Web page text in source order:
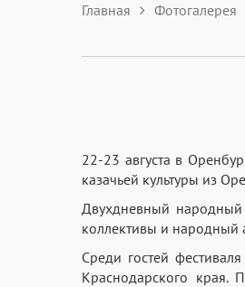
Главная Фотогалерея
22-23 августа в
казачьей культуры из
Двухдневный народный
коллективы и народный
Среди гостей
Краснодарского края.